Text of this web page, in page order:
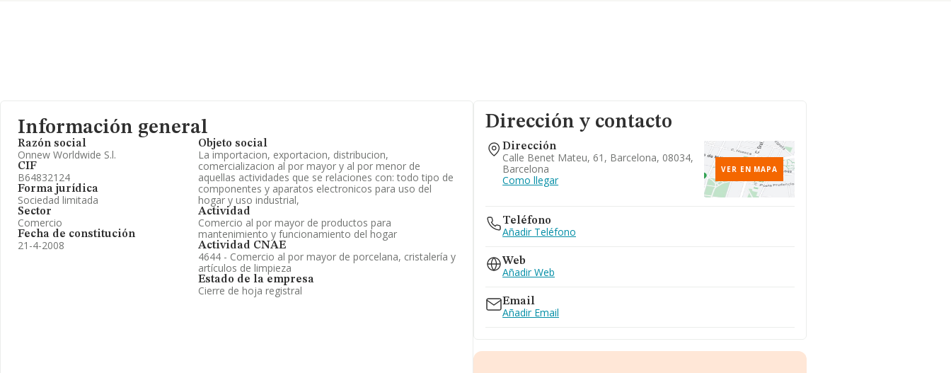
Información general
Razón social
Onnew Worldwide S.l.
CIF
B64832124
Forma jurídica
Sociedad limitada
Sector
Comercio
Fecha de constitución
21-4-2008
Objeto social
La importacion, exportacion, distribucion,
comercializacion al por mayor y al por menor de
aquellas actividades que se relaciones con: todo tipo de
componentes y aparatos electronicos para uso del
hogar y uso industrial,
Actividad
Comercio al por mayor de productos para
mantenimiento y funcionamiento del hogar
Actividad CNAE
4644 - Comercio al por mayor de porcelana, cristalería y
artículos de limpieza
Estado de la empresa
Cierre de hoja registral
Dirección y contacto
Dirección
Calle Benet Mateu, 61, Barcelona, 08034,
Barcelona
Como llegar
VER EN MAPA
Teléfono
Añadir Teléfono
Web
Añadir Web
Email
Añadir Email